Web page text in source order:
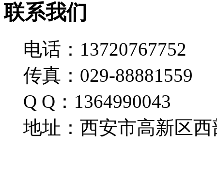
联系我们
电话：13720767752
传真：029-88881559
Q Q：1364990043
地址：西安市高新区西